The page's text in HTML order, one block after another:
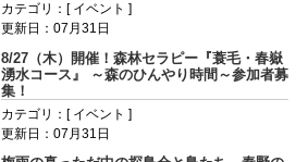
カテゴリ：[ イベント ]
更新日：07月31日
8/27（木）開催！森林セラピー『蓑毛・春嶽
湧水コース』 ～森のひんやり時間～参加者募
集！
カテゴリ：[ イベント ]
更新日：07月31日